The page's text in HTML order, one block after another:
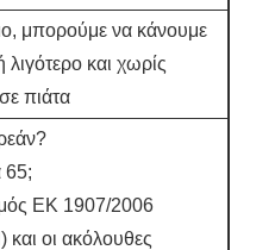
μπορούμε να κάνουμε
λιγότερο και χωρίς
πιάτα
65;
ΕΚ 1907/2006
και οι ακόλουθες